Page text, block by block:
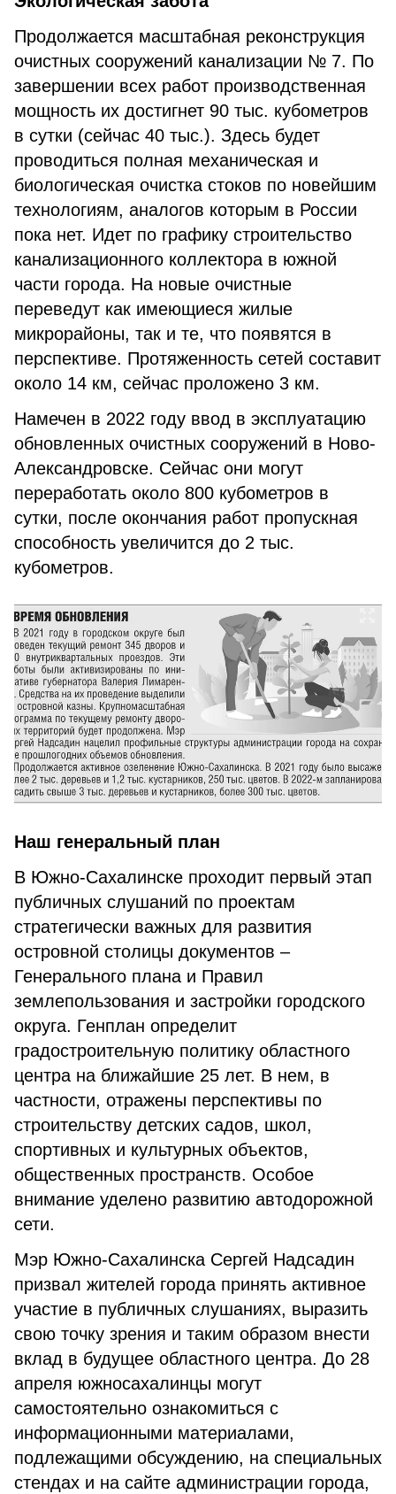
Продолжается масштабная реконструкция
очистных сооружений канализации № 7. По
завершении всех работ производственная
мощность их достигнет 90 тыс. кубометров
в сутки (сейчас 40 тыс.). Здесь будет
проводиться полная механическая и
биологическая очистка стоков по новейшим
технологиям, аналогов которым в России
пока нет. Идет по графику строительство
канализационного коллектора в южной
части города. На новые очистные
переведут как имеющиеся жилые
микрорайоны, так и те, что появятся в
перспективе. Протяженность сетей составит
около 14 км, сейчас проложено 3 км.
Намечен в 2022 году ввод в эксплуатацию
обновленных очистных сооружений в Ново­
Александровске. Сейчас они могут
переработать около 800 кубометров в
сутки, после окончания работ пропускная
способность увеличится до 2 тыс.
кубометров.
Наш генеральный план
В Южно­-Сахалинске проходит первый этап
публичных слушаний по проектам
стратегически важных для развития
островной столицы документов –
Генерального плана и Правил
землепользования и застройки городского
округа. Генплан определит
градостроительную политику областного
центра на ближайшие 25 лет. В нем, в
частности, отражены перспективы по
строительству детских садов, школ,
спортивных и культурных объектов,
общественных пространств. Особое
внимание уделено развитию автодорожной
сети.
Мэр Южно­-Сахалинска Сергей Надсадин
призвал жителей города принять активное
участие в публичных слушаниях, выразить
свою точку зрения и таким образом внести
вклад в будущее областного центра. До 28
апреля южносахалинцы могут
самостоятельно ознакомиться с
информационными материалами,
подлежащими обсуждению, на специальных
стендах и на сайте администрации города,